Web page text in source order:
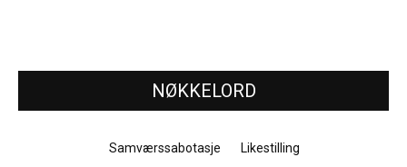
NØKKELORD
Samværssabotasje
Likestilling